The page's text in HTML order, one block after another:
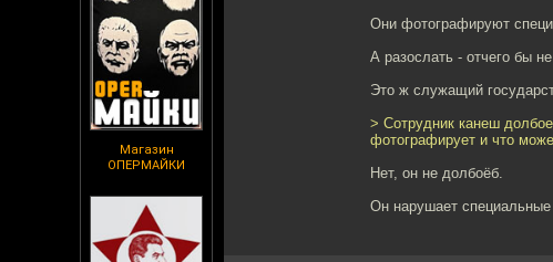
Магазин
ОПЕРМАЙКИ
Они фотографируют
А разослать - отчего бы
Это ж служащий
> Сотрудник канеш
фотографирует и что
Нет, он не долбоёб.
Он нарушает специальные